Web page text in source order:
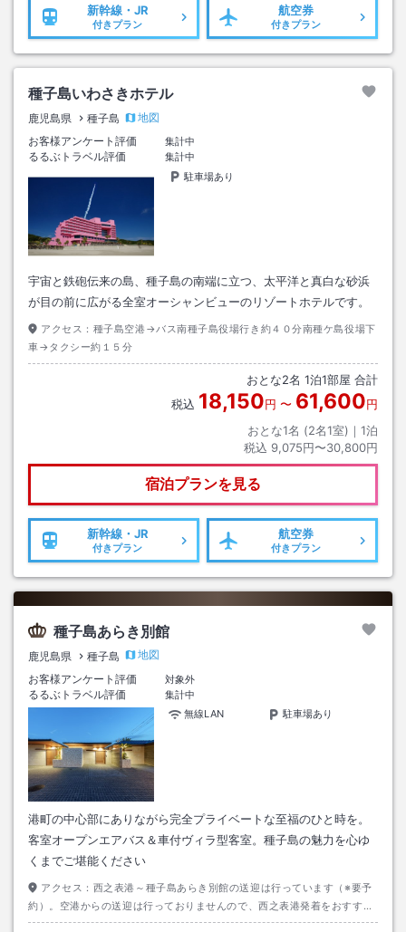
新幹線・JR
付きプラン
航空券
付きプラン
種子島いわさきホテル
鹿児島県 種子島
地図
お客様アンケート評価
集計中
るるぶトラベル評価
集計中
駐車場あり
宇宙と鉄砲伝来の島、種子島の南端に立つ、太平洋と真白な砂浜
が目の前に広がる全室オーシャンビューのリゾートホテルです。
アクセス： 種子島空港→バス南種子島役場行き約４０分南種ケ島役場下
車→タクシー約１５分
おとな2名 1泊1部屋 合計
税込 18,150円 〜 61,600円
おとな1名 (2名1室)｜ 1泊
税込 9,075円〜30,800円
宿泊プランを見る
新幹線・JR
付きプラン
航空券
付きプラン
種子島あらき別館
鹿児島県 種子島
地図
お客様アンケート評価
対象外
るるぶトラベル評価
集計中
無線LAN
駐車場あり
港町の中心部にありながら完全プライベートな至福のひと時を。
客室オープンエアバス＆車付ヴィラ型客室。種子島の魅力を心ゆ
くまでご堪能ください
アクセス： 西之表港～種子島あらき別館の送迎は行っています（※要予
約）。空港からの送迎は行っておりませんので、西之表港発着をおすすめ
しております。種子島空港発着の場合は、乗合タクシーをご利用下さい。